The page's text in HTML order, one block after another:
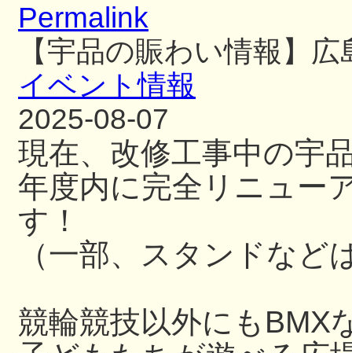
Permalink
【宇品の賑わい情報】
イベント情報
2025-08-07
現在、改修工事中の宇
年度内に完全リニュー
す！
（一部、スタンドなど
競輪競技以外にもBMX